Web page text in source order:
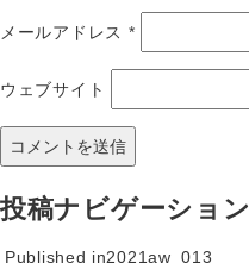
メールアドレス *
ウェブサイト
投稿ナビゲーション
Published in2021aw_013